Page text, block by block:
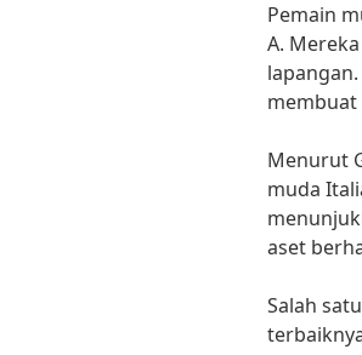
Pemain
A.
membuat
Menurut
muda
aset
Salah